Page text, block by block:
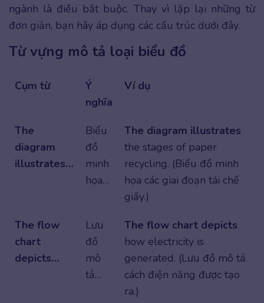
ngành là điều bắt buộc. Thay vì lặp lại những từ
đơn giản, bạn hãy áp dụng các cấu trúc dưới đây.
Từ vựng mô tả loại biểu đồ
Cụm từ
Ý
nghĩa
Ví dụ
The
diagram
illustrates…
Biểu
đồ
minh
họa…
The diagram illustrates
the stages of paper
recycling. (Biểu đồ minh
họa các giai đoạn tái chế
giấy.)
The flow
chart
depicts…
Lưu
đồ
mô
tả…
The flow chart depicts
how electricity is
generated. (Lưu đồ mô tả
cách điện năng được tạo
ra.)